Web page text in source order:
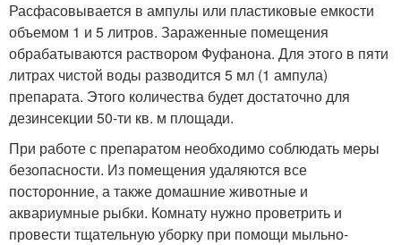
Расфасовывается в ампулы или пластиковые емкости
объемом 1 и 5 литров. Зараженные помещения
обрабатываются раствором Фуфанона. Для этого в пяти
литрах чистой воды разводится 5 мл (1 ампула)
препарата. Этого количества будет достаточно для
дезинсекции 50-ти кв. м площади.
При работе с препаратом необходимо соблюдать меры
безопасности. Из помещения удаляются все
посторонние, а также домашние животные и
аквариумные рыбки. Комнату нужно проветрить и
провести тщательную уборку при помощи мыльно-